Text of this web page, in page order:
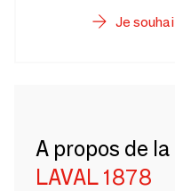
Je
A propos de
LAVAL 1878